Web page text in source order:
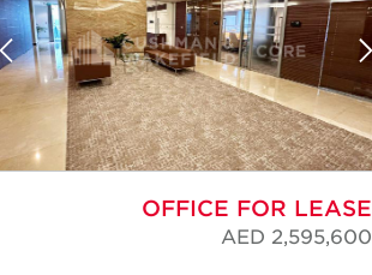
OFFICE FOR LEASE
AED 2,595,600